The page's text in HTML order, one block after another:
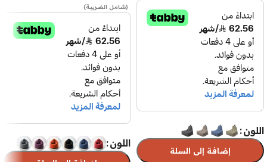
اللون
إضافة إلى السلة
(شامل الضريبة)
اللون